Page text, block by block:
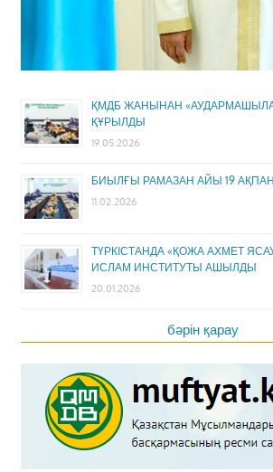
ҚМДБ ЖАНЫНАН
ҚҰРЫЛДЫ
19.05.2026
БИЫЛҒЫ РАМАЗАН АЙЫ 19
11.02.2026
ТҮРКІСТАНДА «ҚОЖА АХМЕТ
ИСЛАМ ИНСТИТУТЫ АШЫЛДЫ
20.01.2026
бәрін қарау